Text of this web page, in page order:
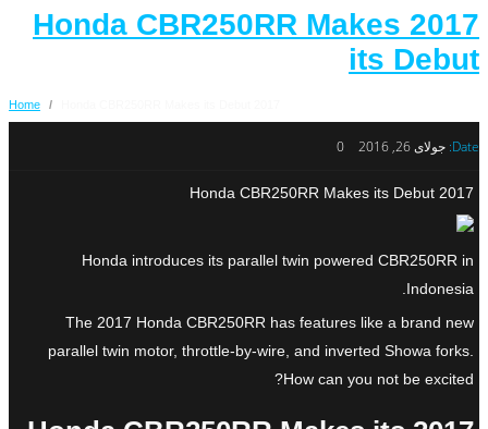
2017 Honda CBR250RR Makes
its Debut
Home /
Date: جولای 26, 2016 0
2017 Honda CBR250RR Makes its Debut
Honda introduces its parallel twin powered CBR250RR in
Indonesia.
The 2017 Honda CBR250RR has features like a brand new
parallel twin motor, throttle-by-wire, and inverted Showa forks.
How can you not be excited?